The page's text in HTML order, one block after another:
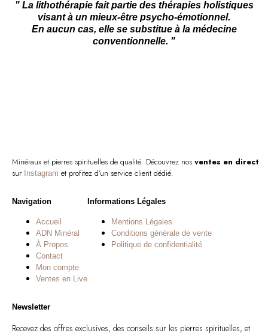
" La lithothérapie fait partie des thérapies holistiques
visant à un mieux-être psycho-émotionnel.
En aucun cas, elle se substitue à la médecine
conventionnelle. "
Minéraux et pierres spirituelles de qualité. Découvrez nos ventes en direct
sur Instagram et profitez d’un service client dédié.
Navigation
Accueil
ADN Minéral
À Propos
Contact
Mon compte
Ventes en Live
Informations Légales
Mentions Légales
Conditions générale de vente
Politique de confidentialité
Newsletter
Recevez des offres exclusives, des conseils sur les pierres spirituelles, et